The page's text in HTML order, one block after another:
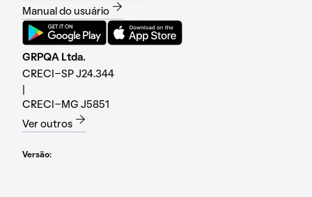
Manual do usuário
GRPQA Ltda.
CRECI-SP J24.344
CRECI-MG J5851
Ver outros
Versão: